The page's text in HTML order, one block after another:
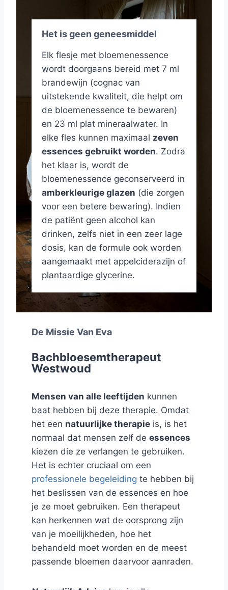
Het is geen geneesmiddel
Elk flesje met bloemenessence
wordt doorgaans bereid met 7 ml
brandewijn (cognac van
uitstekende kwaliteit, die helpt om
de bloemenessence te bewaren)
en 23 ml plat mineraalwater. In
elke fles kunnen maximaal zeven
essences gebruikt worden. Zodra
het klaar is, wordt de
bloemenessence geconserveerd in
amberkleurige glazen (die zorgen
voor een betere bewaring). Indien
de patiënt geen alcohol kan
drinken, zelfs niet in een zeer lage
dosis, kan de formule ook worden
aangemaakt met appelciderazijn of
plantaardige glycerine.
De Missie Van Eva
Bachbloesemtherapeut
Westwoud
Mensen van alle leeftijden kunnen
baat hebben bij deze therapie. Omdat
het een natuurlijke therapie is, is het
normaal dat mensen zelf de essences
kiezen die ze verlangen te gebruiken.
Het is echter cruciaal om een
professionele begeleiding te hebben bij
het beslissen van de essences en hoe
je ze moet gebruiken. Een therapeut
kan herkennen wat de oorsprong zijn
van je moeilijkheden, hoe het
behandeld moet worden en de meest
passende bloemen daarvoor aanraden.